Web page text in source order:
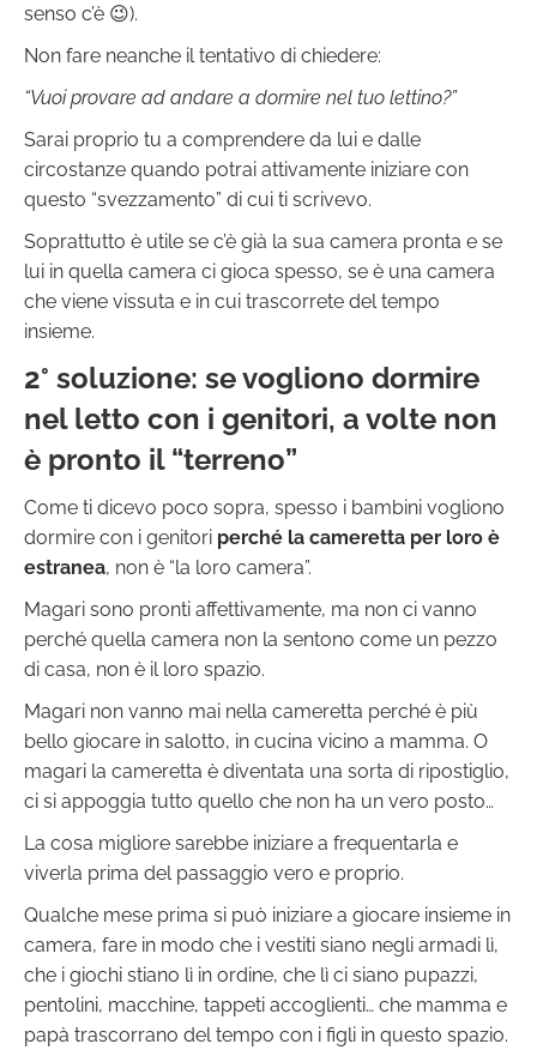
senso c’è 😉).
Non fare neanche il tentativo di chiedere:
“Vuoi provare ad andare a dormire nel tuo lettino?”
Sarai proprio tu a comprendere da lui e dalle
circostanze quando potrai attivamente iniziare con
questo “svezzamento” di cui ti scrivevo.
Soprattutto è utile se c’è già la sua camera pronta e se
lui in quella camera ci gioca spesso, se è una camera
che viene vissuta e in cui trascorrete del tempo
insieme.
2° soluzione: se vogliono dormire
nel letto con i genitori, a volte non
è pronto il “terreno”
Come ti dicevo poco sopra, spesso i bambini vogliono
dormire con i genitori perché la cameretta per loro è
estranea, non è “la loro camera”.
Magari sono pronti affettivamente, ma non ci vanno
perché quella camera non la sentono come un pezzo
di casa, non è il loro spazio.
Magari non vanno mai nella cameretta perché è più
bello giocare in salotto, in cucina vicino a mamma. O
magari la cameretta è diventata una sorta di ripostiglio,
ci si appoggia tutto quello che non ha un vero posto…
La cosa migliore sarebbe iniziare a frequentarla e
viverla prima del passaggio vero e proprio.
Qualche mese prima si può iniziare a giocare insieme in
camera, fare in modo che i vestiti siano negli armadi lì,
che i giochi stiano lì in ordine, che lì ci siano pupazzi,
pentolini, macchine, tappeti accoglienti… che mamma e
papà trascorrano del tempo con i figli in questo spazio.